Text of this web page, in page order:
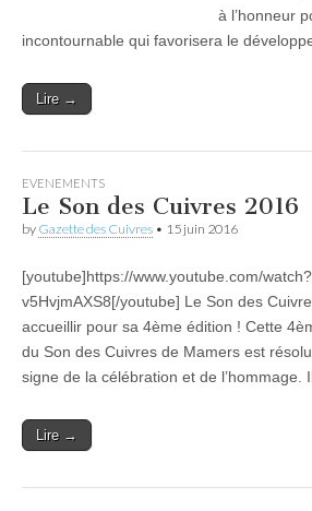
à l’honneur
incontournable qui favorisera le
Lire →
EVENEMENTS
Le Son des Cuivres 2016
by Gazette des Cuivres • 15 juin 2016
[youtube]https://www.youtube.com/
v5HvjmAXS8[/youtube] Le Son des
accueillir pour sa 4ème édition ! Cette
du Son des Cuivres de Mamers est
signe de la célébration et de l’hommage.
Lire →